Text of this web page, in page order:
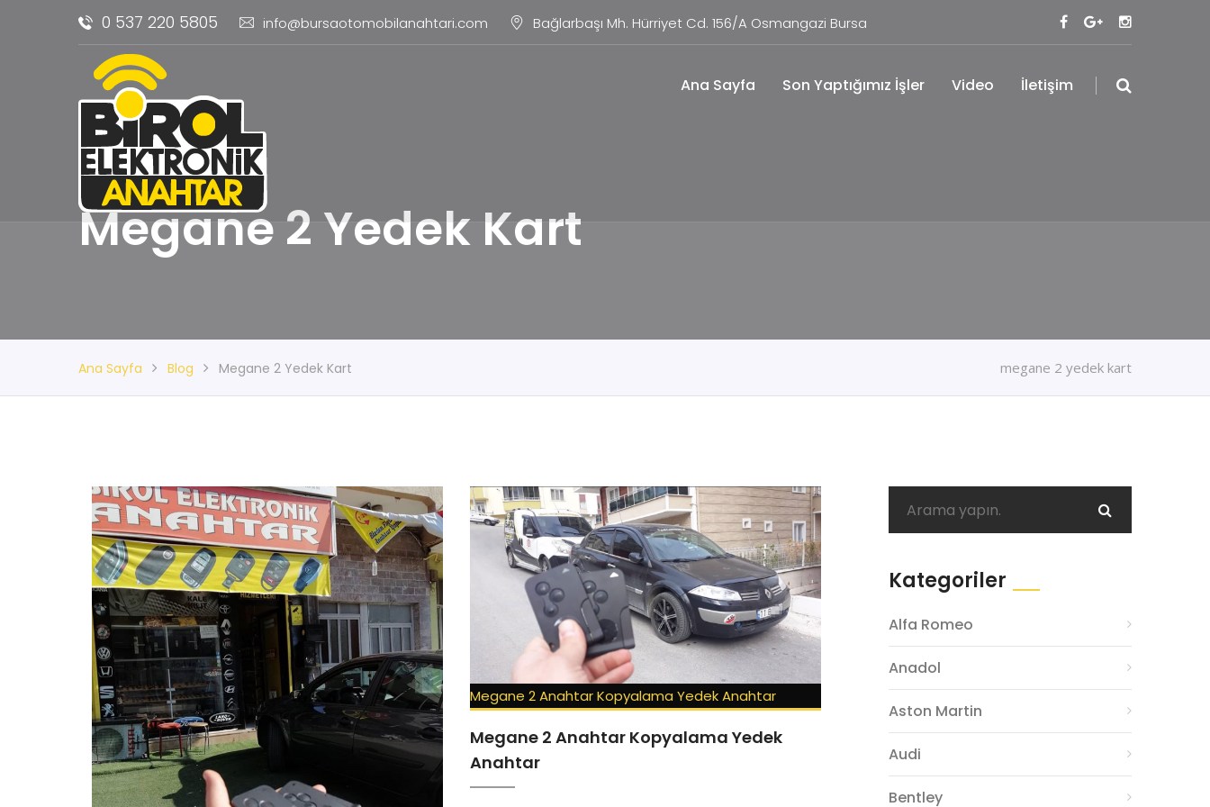
0 537 220 5805 info@bursaotomobilanahtari.com Bağlarbaşı Mh. Hürriyet Cd. 156/A Osmangazi Bursa
Ana Sayfa Son Yaptığımız İşler Video İletişim
Megane 2 Yedek Kart
Ana Sayfa Blog Megane 2 Yedek Kart megane 2 yedek kart
Megane 2 Anahtar Kopyalama Yedek Anahtar
Megane 2 Anahtar Kopyalama Yedek
Anahtar
Kategoriler
Alfa Romeo
Anadol
Aston Martin
Audi
Bentley